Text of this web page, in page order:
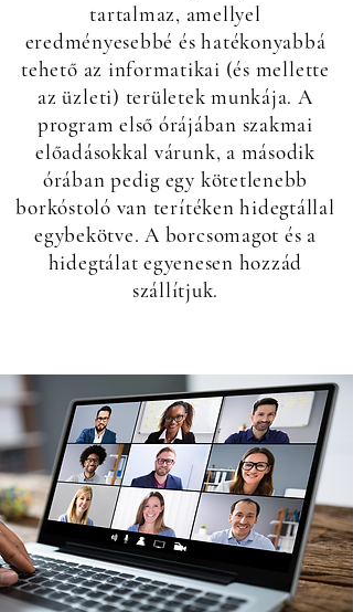
tartalmaz, amellyel
eredményesebbé és hatékonyabbá
tehető az informatikai (és mellette
az üzleti) területek munkája. A
program első órájában szakmai
előadásokkal várunk, a második
órában pedig egy kötetlenebb
borkóstoló van terítéken hidegtállal
egybekötve. A borcsomagot és a
hidegtálat egyenesen hozzád
szállítjuk.